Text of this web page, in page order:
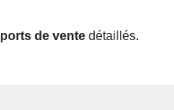
de vente détaillés.